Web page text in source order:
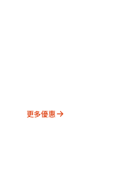
更多優惠